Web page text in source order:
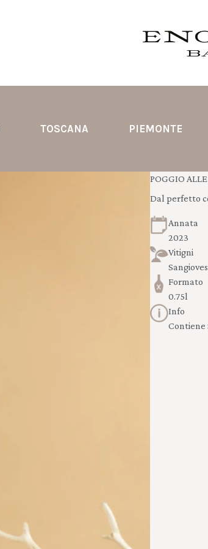
TOSCANA PIEMONTE
POGGIO
Dal perfetto
Annata
2023
Vitigni
Formato
0.75l
Info
Contiene